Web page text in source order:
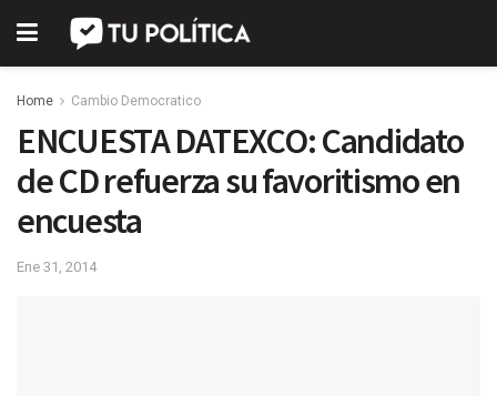
Home Cambio Democratico
ENCUESTA DATEXCO: Candidato
de CD refuerza su favoritismo en
encuesta
Ene 31, 2014